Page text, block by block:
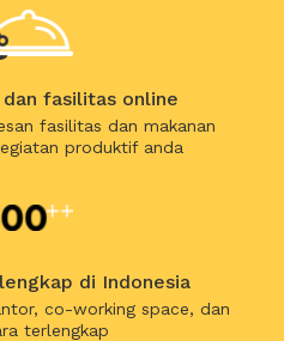
dan fasilitas online
fasilitas dan makanan
produktif anda
di Indonesia
co-working space, dan
terlengkap